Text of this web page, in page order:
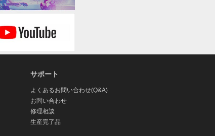
サポート
よくあるお問い合わせ(Q&A)
お問い合わせ
修理相談
生産完了品